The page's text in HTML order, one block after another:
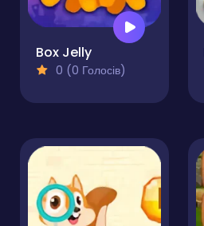
Box Jelly
0 (0 Голосів)